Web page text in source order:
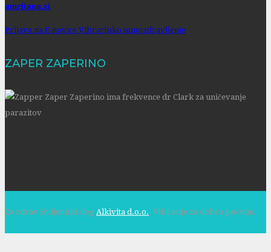
amritana.si
Prijava na E-novice Vibracijsko samozdravljenje
ZAPER ZAPERINO
Za zdrav življenjski slog Alkivita d.o.o.. Vibracije za dobro počutje.